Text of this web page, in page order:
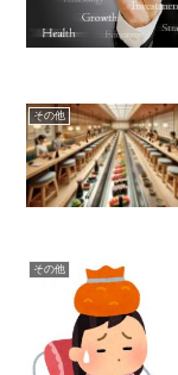
その他
その他